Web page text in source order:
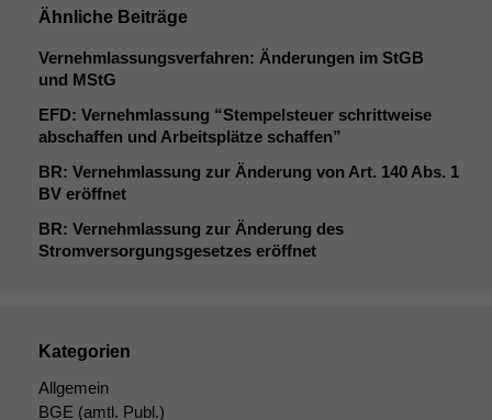
Ähnliche Beiträge
Vernehmlassungsverfahren: Änderungen im StGB
und MStG
EFD: Vernehmlassung “Stempelsteuer schrittweise
abschaffen und Arbeitsplätze schaffen”
BR: Vernehmlassung zur Änderung von Art. 140 Abs. 1
BV eröffnet
BR: Vernehmlassung zur Änderung des
Stromversorgungsgesetzes eröffnet
Kategorien
Allgemein
BGE (amtl. Publ.)